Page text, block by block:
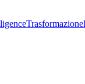
Trasformazione